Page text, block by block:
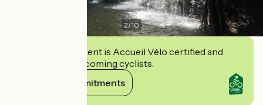
2/10
This establishment is Accueil Vélo certified and
commits to welcoming cyclists.
View its commitments